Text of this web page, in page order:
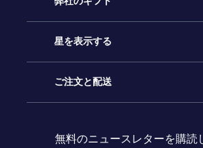
お問い合わせ
ブログ
Online Starギフト
OSRギフトパック
星を表示する
星の登録
ご注文と配送
無料のニュースレターを購読